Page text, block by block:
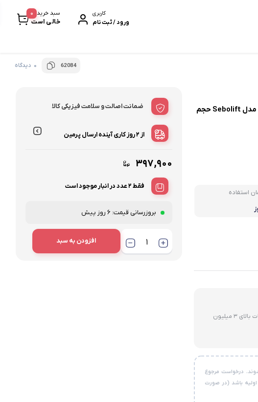
کاربری
ورود / ثبت نام
سبد خرید
خالی است
0
پروتئین بار
بیسکویت و ویفر
62084 0 دیدگاه
کرم متعادل‌کننده چربی پوست درمالیفت مدل Sebolift حجم
استفاده
ارسال رایگان برای سفارشات بالای ۳ میلیون
وجه ۷ روزه ارائه می‌شوند. درخواست مرجوع
اولیه باشد (در صورت
ضمانت اصالت و سلامت فیزیکی کالا
از ۲ روز کاری آینده ارسال پرمین
۳۹۷,۹۰۰
فقط 2 عدد در انبار موجود است
بروزرسانی قیمت: 6 روز پیش
افزودن به سبد